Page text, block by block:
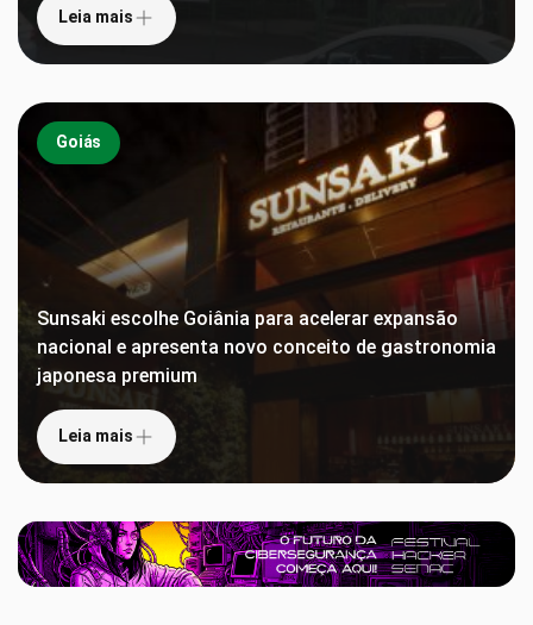
Leia mais
Goiás
Sunsaki escolhe Goiânia para acelerar expansão
nacional e apresenta novo conceito de gastronomia
japonesa premium
Leia mais